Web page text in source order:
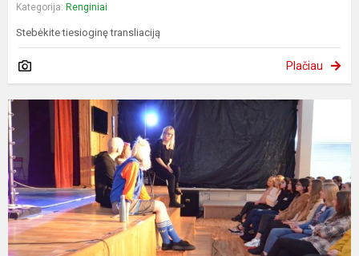
Kategorija: Renginiai
Stebėkite tiesioginę transliaciją
Plačiau